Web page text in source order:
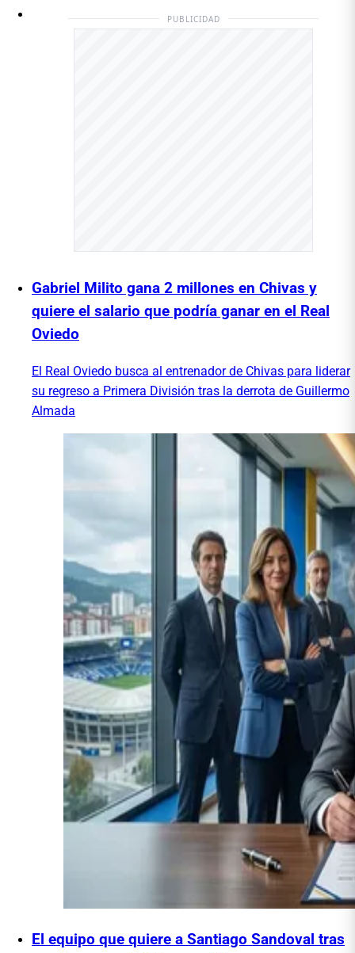
PUBLICIDAD
Gabriel Milito gana 2 millones en Chivas y
quiere el salario que podría ganar en el Real
Oviedo
El Real Oviedo busca al entrenador de Chivas para liderar
su regreso a Primera División tras la derrota de Guillermo
Almada
El equipo que quiere a Santiago Sandoval tras